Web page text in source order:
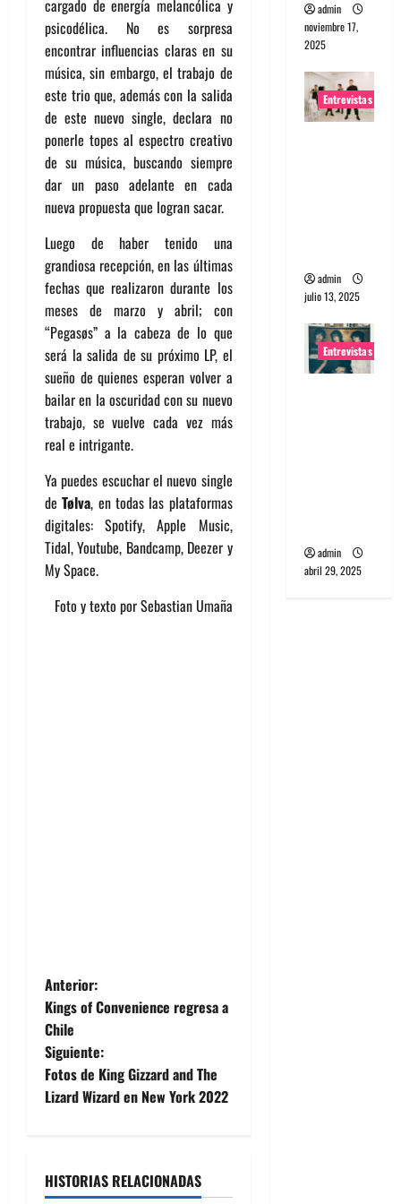
cargado de energía melancólica y
psicodélica. No es sorpresa
encontrar influencias claras en su
música, sin embargo, el trabajo de
este trio que, además con la salida
de este nuevo single, declara no
ponerle topes al espectro creativo
de su música, buscando siempre
dar un paso adelante en cada
nueva propuesta que logran sacar.
Luego de haber tenido una
grandiosa recepción, en las últimas
fechas que realizaron durante los
meses de marzo y abril; con
“Pegasøs” a la cabeza de lo que
será la salida de su próximo LP, el
sueño de quienes esperan volver a
bailar en la oscuridad con su nuevo
trabajo, se vuelve cada vez más
real e intrigante.
Ya puedes escuchar el nuevo single
deTølva, en todas las plataformas
digitales: Spotify, Apple Music,
Tidal, Youtube, Bandcamp, Deezer y
My Space.
Foto y texto por Sebastian Umaña
N
a
v
e
a
Anterior:
Kings of Convenience regresa a
Chile
Siguiente:
Fotos de King Gizzard and The
Lizard Wizard en New York 2022
HISTORIAS RELACIONADAS
admin
noviembre 17,
2025
Entrevistas
admin
julio 13, 2025
Entrevistas
admin
abril 29, 2025